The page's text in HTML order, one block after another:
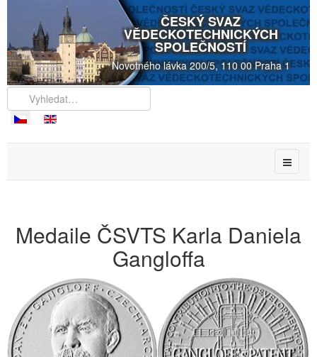
ČESKÝ SVAZ
VĚDECKOTECHNICKÝCH
SPOLEČNOSTÍ
Novotného lávka 200/5, 110 00 Praha 1
Medaile ČSVTS Karla Daniela
Gangloffa